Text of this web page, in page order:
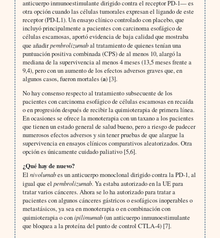
anticuerpo inmunoestimulante dirigido contra el receptor PD-1— es
otra opción cuando las células tumorales expresan el ligando de este
receptor (PD-L1). Un ensayo clínico controlado con placebo, que
incluyó principalmente a pacientes con carcinoma esofágico de
células escamosas, aportó evidencia de baja calidad que mostraba
que añadirpembrolizumabal tratamiento de quienes tenían una
puntuación positiva combinada (CPS) de al menos 10, alargó la
mediana de la supervivencia al menos 4 meses (13,5 meses frente a
9,4), pero con un aumento de los efectos adversos graves que, en
algunos casos, fueron mortales (a) [3].
No hay consenso respecto al tratamiento subsecuente de los
pacientes con carcinoma esofágico de células escamosas en recaída
o en progresión después de recibir la quimioterapia de primera línea.
En ocasiones se ofrece la monoterapia con un taxano a los pacientes
que tienen un estado general de salud bueno, pero a riesgo de padecer
numerosos efectos adversos y sin tener pruebas de que alargue la
supervivencia en ensayos clínicos comparativos aleatorizados. Otra
opción es únicamente cuidado paliativo [5,6].
¿Qué hay de nuevo?
El nivolumabes un anticuerpo monoclonal dirigido contra la PD-1, al
igual que el pembrolizumab. Ya estaba autorizado en la UE para
tratar varios cánceres. Ahora se lo ha autorizado para tratar a
pacientes con algunos cánceres gástricos o esofágicos inoperables o
metastásicos, ya sea en monoterapia o en combinación con
quimioterapia o conipilimumab(un anticuerpo inmunoestimulante
que bloquea a la proteína del punto de control CTLA-4) [7].